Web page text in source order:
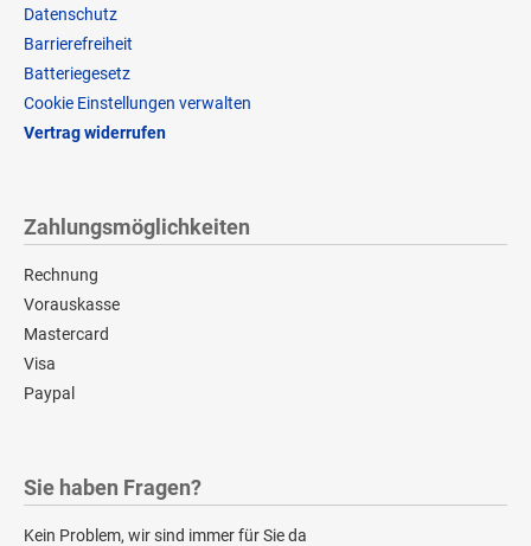
Datenschutz
Barrierefreiheit
Batteriegesetz
Cookie Einstellungen verwalten
Vertrag widerrufen
Zahlungsmöglichkeiten
Rechnung
Vorauskasse
Mastercard
Visa
Paypal
Sie haben Fragen?
Kein Problem, wir sind immer für Sie da